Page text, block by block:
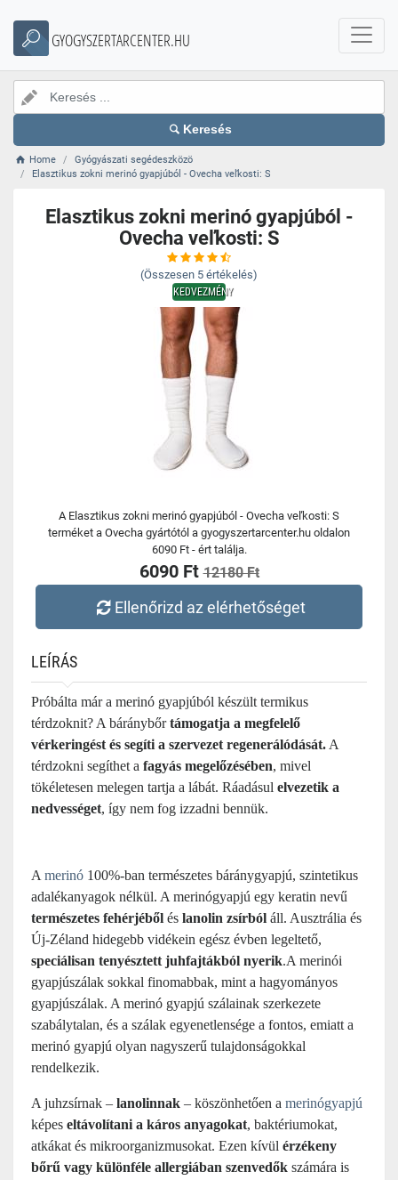
GYOGYSZERTARCENTER.HU
Keresés
Home
Gyógyászati segédeszközö
Elasztikus zokni merinó gyapjúból - Ovecha veľkosti: S
Elasztikus zokni merinó gyapjúból -
Ovecha veľkosti: S
(Összesen 5 értékelés)
KEDVEZMÉNY
A Elasztikus zokni merinó gyapjúból - Ovecha veľkosti: S
terméket a Ovecha gyártótól a gyogyszertarcenter.hu oldalon
6090 Ft - ért találja.
6090 Ft12180 Ft
Ellenőrizd az elérhetőséget
LEÍRÁS
Próbálta már a merinó gyapjúból készült termikus
térdzoknit? A báránybőrtámogatja a megfelelő
vérkeringést és segíti a szervezet regenerálódását. A
térdzokni segíthet a fagyás megelőzésében, mivel
tökéletesen melegen tartja a lábát. Ráadásul elvezetik a
nedvességet, így nem fog izzadni bennük.
A merinó 100%-ban természetes báránygyapjú, szintetikus
adalékanyagok nélkül. A merinógyapjú egy keratin nevű
természetes fehérjéből és lanolin zsírból áll. Ausztrália és
Új-Zéland hidegebb vidékein egész évben legeltető,
speciálisan tenyésztett juhfajtákból nyerik.A merinói
gyapjúszálak sokkal finomabbak, mint a hagyományos
gyapjúszálak. A merinó gyapjú szálainak szerkezete
szabálytalan, és a szálak egyenetlensége a fontos, emiatt a
merinó gyapjú olyan nagyszerű tulajdonságokkal
rendelkezik.
A juhzsírnak – lanolinnak – köszönhetően a merinógyapjú
képes eltávolítani a káros anyagokat, baktériumokat,
atkákat és mikroorganizmusokat. Ezen kívül érzékeny
bőrű vagy különféle allergiában szenvedők számára is